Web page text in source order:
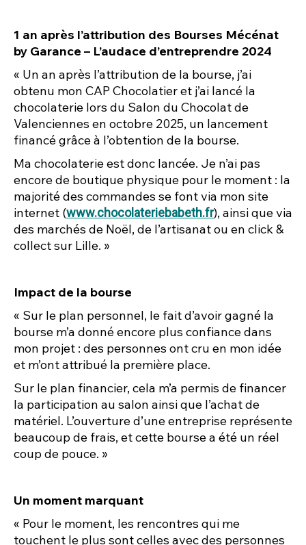
1 an après l’attribution des Bourses Mécénat
by Garance – L’audace d’entreprendre 2024
« Un an après l’attribution de la bourse, j’ai
obtenu mon CAP Chocolatier et j’ai lancé la
chocolaterie lors du Salon du Chocolat de
Valenciennes en octobre 2025, un lancement
financé grâce à l’obtention de la bourse.
Ma chocolaterie est donc lancée. Je n’ai pas
encore de boutique physique pour le moment : la
majorité des commandes se font via mon site
internet (www.chocolateriebabeth.fr), ainsi que via
des marchés de Noël, de l’artisanat ou en click &
collect sur Lille. »
Impact de la bourse
« Sur le plan personnel, le fait d’avoir gagné la
bourse m’a donné encore plus confiance dans
mon projet : des personnes ont cru en mon idée
et m’ont attribué la première place.
Sur le plan financier, cela m’a permis de financer
la participation au salon ainsi que l’achat de
matériel. L’ouverture d’une entreprise représente
beaucoup de frais, et cette bourse a été un réel
coup de pouce. »
Un moment marquant
« Pour le moment, les rencontres qui me
touchent le plus sont celles avec des personnes